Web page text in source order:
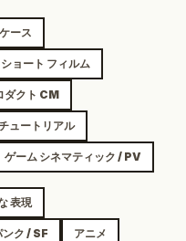
ース
ショート フィルム
ダクト CM
ュートリアル
ゲーム シネマティック / PV
表現
ク / SF アニメ